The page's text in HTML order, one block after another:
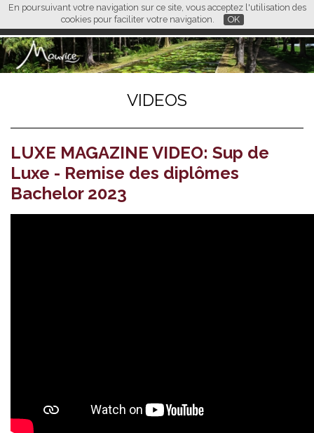
En poursuivant votre navigation sur ce site, vous acceptez l'utilisation des
cookies pour faciliter votre navigation.
OK
FR EN CN
L M
VIDEOS
LUXE MAGAZINE VIDEO: Sup de
Luxe - Remise des diplômes
Bachelor 2023